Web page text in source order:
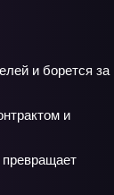
и борется за
и